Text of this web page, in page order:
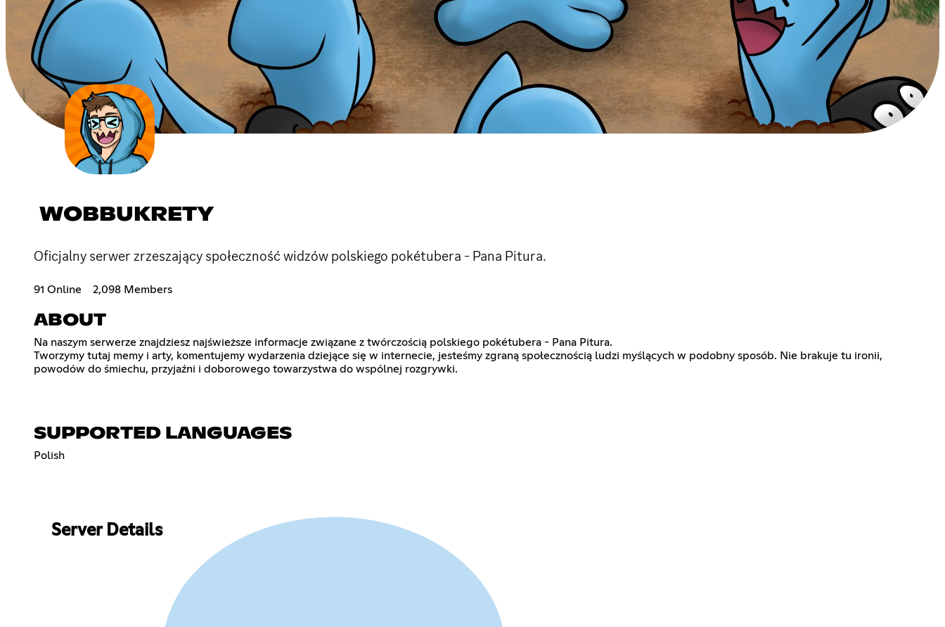
WOBBUKRETY
Oficjalny serwer zrzeszający społeczność widzów polskiego pokétubera - Pana Pitura.
91 Online 2,098 Members
ABOUT
Na naszym serwerze znajdziesz najświeższe informacje związane z twórczością polskiego pokétubera - Pana Pitura.
Tworzymy tutaj memy i arty, komentujemy wydarzenia dziejące się w internecie, jesteśmy zgraną społecznością ludzi myślących w podobny sposób. Nie brakuje tu ironii,
powodów do śmiechu, przyjaźni i doborowego towarzystwa do wspólnej rozgrywki.
SUPPORTED LANGUAGES
Polish
Server Details